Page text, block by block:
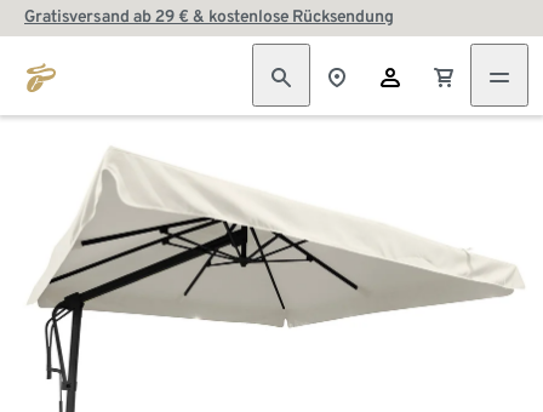
Gratisversand ab 29 € & kostenlose Rücksendung